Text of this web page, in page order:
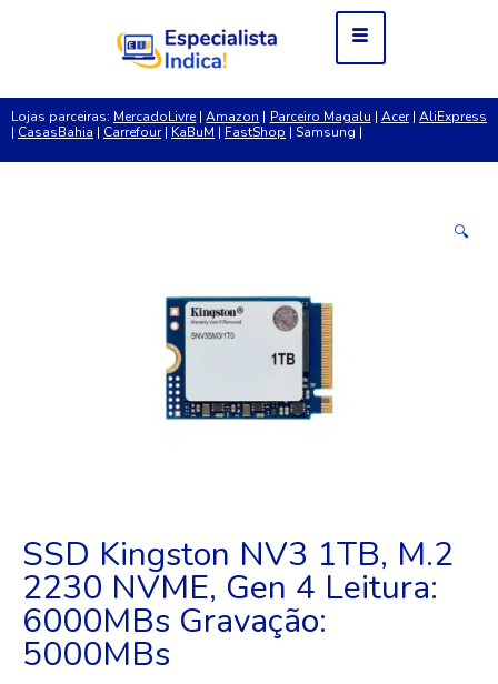
Lojas parceiras: MercadoLivre | Amazon | Parceiro Magalu | Acer|AliExpress
| CasasBahia | Carrefour| KaBuM | FastShop | Samsung |
🔍
SSD Kingston NV3 1TB, M.2
2230 NVME, Gen 4 Leitura:
6000MBs Gravação:
5000MBs